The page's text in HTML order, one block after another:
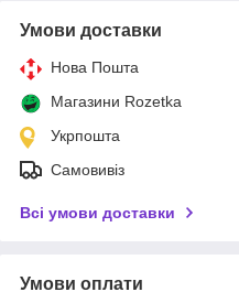
Умови доставки
Нова Пошта
Магазини Rozetka
Укрпошта
Самовивіз
Всі умови доставки
Умови оплати